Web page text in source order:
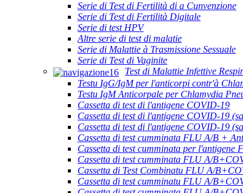
Serie di Test di Fertilità di a Cunvenzione
Serie di Test di Fertilità Digitale
Serie di test HPV
Altre serie di test di malatie
Serie di Malattie à Trasmissione Sessuale
Serie di Test di Vaginite
Test di Malattie Infettive
Testu IgG/IgM per l'anticorpi contr'à
Testu IgM Anticorpale per Chlamydia
Cassetta di test di l'antigene COVID-19
Cassetta di test di l'antigene COVID-19
Cassetta di test di l'antigene COVID-19
Cassetta di test cumminata FLU A/B +
Cassetta di test cumminata per
Cassetta di test cumminata FLU A/
Cassetta di Test Combinatu FLU A/
Cassetta di test cumminatu FLU A/